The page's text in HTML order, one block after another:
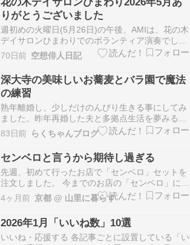
りがとうございました
週初めの火曜日(5月26日)の午後、AMIは、花の木
デイサロンひまわりでのボランティア演奏でし
た。 午後の演奏会場入りする前に、会場近くのヨ
シヅヤ名西でお昼飯。「あああ、木曽の蕎麦屋さ
ん、なくなってる」「なんで」「流行ってたよ
ね」「経営者が、もう引退したくなったんじゃな
いかな」…
70日前 空想俳人日記
深大寺の美味しいお蕎麦とバラ園で魔法
の練習
熟年離婚し、少しだけのんびり生きる事にしてみ
ました。昨年再婚した夫と多拠点生活を夢みるア
ラフィフ「らみ」です最近の????自己紹介はこち
ら東京都神代植物公園の????バラが綺麗って聞い
てお天気良いので行ってみた????????行ってみ
たら駐車場????️500円て安くてびっくり…
83日前 らくちゃんブログ
センベロと言うから期待し過ぎる
先週、初めて行ったお店で「センベロ」セットを
注文しました。 今までのお店の「センベロ」に比
べてしょぼかったので、がっかりしました。 昨日
はリベンジで、ふたたび昼飲みに行きました。 お
昼前に行ったお蕎麦屋さんです。 初めてのお店で
す。 最初に、冷酒を注文しました。 お蕎麦がま
だな…
4ヶ月前 京都 @ 山里に暮らす
2026年1月「いいね数」10選
いいね・応援する 各記事ごとに設置している「い